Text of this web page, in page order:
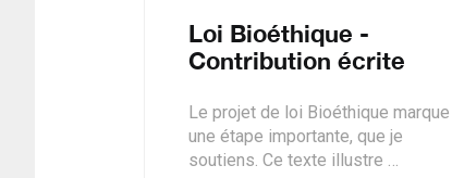
Loi Bioéthique -
Contribution écrite
Le projet de loi Bioéthique marque
une étape importante, que je
soutiens. Ce texte illustre …